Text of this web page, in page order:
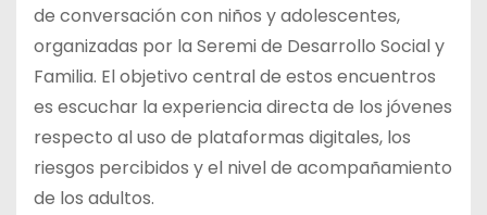
de conversación con niños y adolescentes,
organizadas por la Seremi de Desarrollo Social y
Familia. El objetivo central de estos encuentros
es escuchar la experiencia directa de los jóvenes
respecto al uso de plataformas digitales, los
riesgos percibidos y el nivel de acompañamiento
de los adultos.